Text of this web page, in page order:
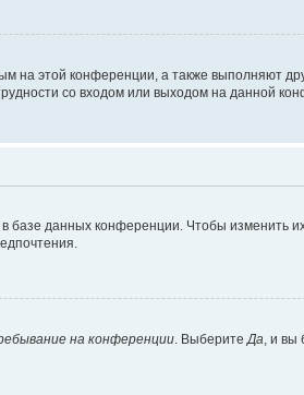
на этой конференции, а также выполняют
со входом или выходом на данной
базе данных конференции. Чтобы изменить
на конференции . Выберите Да , и